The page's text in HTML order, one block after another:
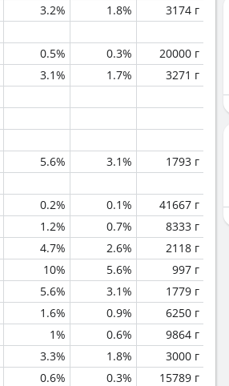
3.2% 1.8%
3174 г
0.5% 0.3%
20000 г
3.1% 1.7%
3271 г
5.6% 3.1%
1793 г
0.2% 0.1%
41667 г
1.2% 0.7%
8333 г
4.7% 2.6%
2118 г
10% 5.6%
997 г
5.6% 3.1%
1779 г
1.6% 0.9%
6250 г
1% 0.6%
9864 г
3.3% 1.8%
3000 г
0.6% 0.3%
15789 г